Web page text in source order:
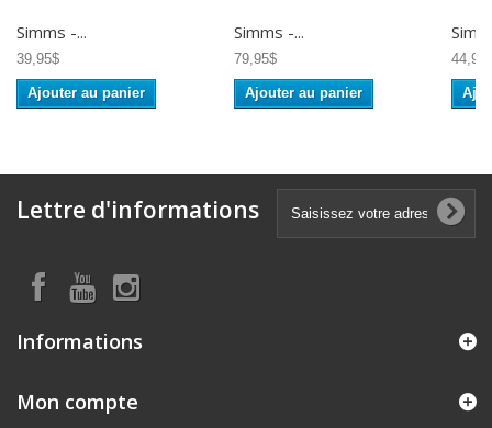
Simms -...
39,95$
Ajouter au panier
Simms -...
79,95$
Ajouter au panier
Lettre d'informations
Informations
Mon compte